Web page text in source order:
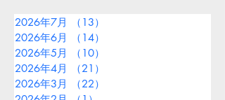
2026年7月 （13）
2026年6月
（14）
2026年5月
（10）
2026年4月
（21）
2026年3月
（22）